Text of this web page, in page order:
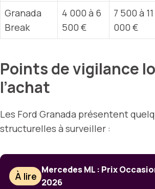
Granada
Break
4 000 à 6
500 €
7 500 à 11
000 €
Points de vigilance
l’achat
Les Ford Granada présentent
structurelles à surveiller :
À lire
Mercedes ML : Prix
2026